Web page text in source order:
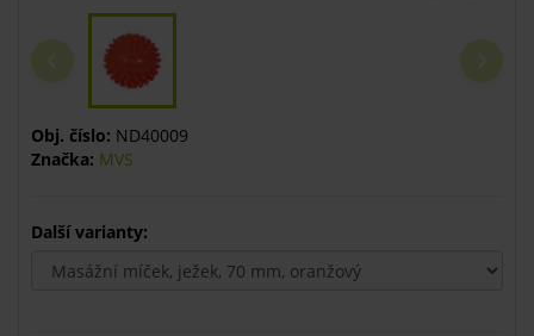
Obj. číslo: ND40009
Značka: MVS
Další varianty: